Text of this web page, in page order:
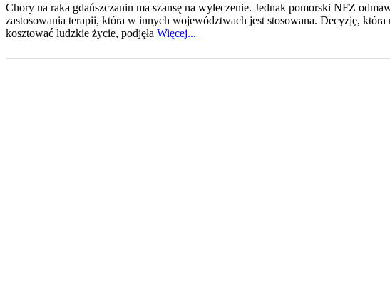
Chory na raka gdańszczanin ma szansę na wyleczenie. Jednak pomorski NFZ
zastosowania terapii, która w innych województwach jest stosowana. Decyzję, która
kosztować ludzkie życie, podjęła Więcej...